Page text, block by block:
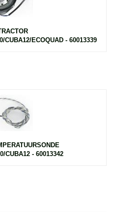
CUBA12/ECOQUAD - 60013339
CUBA12 - 60013342